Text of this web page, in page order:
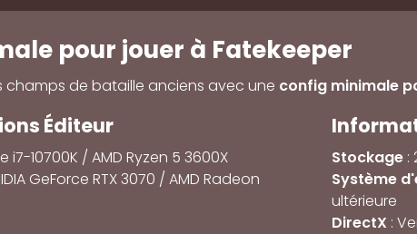
pour jouer à Fatekeeper
champs de bataille anciens avec une config minimale
Éditeur
i7-10700K / AMD Ryzen 5 3600X
GeForce RTX 3070 / AMD Radeon
Stockage:
Système
ultérieure
DirectX :